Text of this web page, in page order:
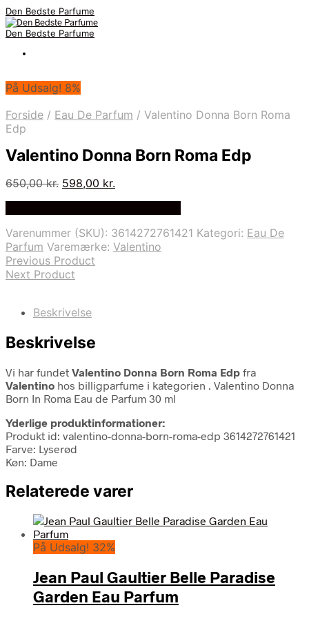
Den Bedste Parfume
Den Bedste Parfume
På Udsalg! 8%
Forside / Eau De Parfum / Valentino Donna Born Roma
Edp
Valentino Donna Born Roma Edp
650,00kr. Den
650,00 kr..
598,00 kr.
598,00 kr..
Varenummer (SKU): 3614272761421 Kategori: Eau De
Parfum Varemærke: Valentino
Previous Product
Next Product
Beskrivelse
Beskrivelse
Vi har fundet Valentino Donna Born Roma Edp fra
Valentino hos billigparfume i kategorien . Valentino Donna
Born In Roma Eau de Parfum 30 ml
Yderlige produktinformationer:
Produkt id: valentino-donna-born-roma-edp 3614272761421
Farve: Lyserød
Køn: Dame
Relaterede varer
På Udsalg! 32%
Jean Paul Gaultier Belle Paradise
Garden Eau Parfum